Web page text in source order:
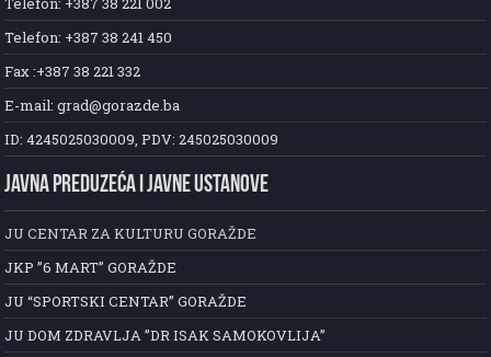
Telefon: +387 38 241 450
Fax :+387 38 221 332
E-mail: grad@gorazde.ba
ID: 4245025030009, PDV: 245025030009
JAVNA PREDUZEĆA I JAVNE USTANOVE
JU CENTAR ZA KULTURU GORAŽDE
JKP ”6 MART” GORAŽDE
JU “SPORTSKI CENTAR” GORAŽDE
JU DOM ZDRAVLJA ”DR ISAK SAMOKOVLIJA”